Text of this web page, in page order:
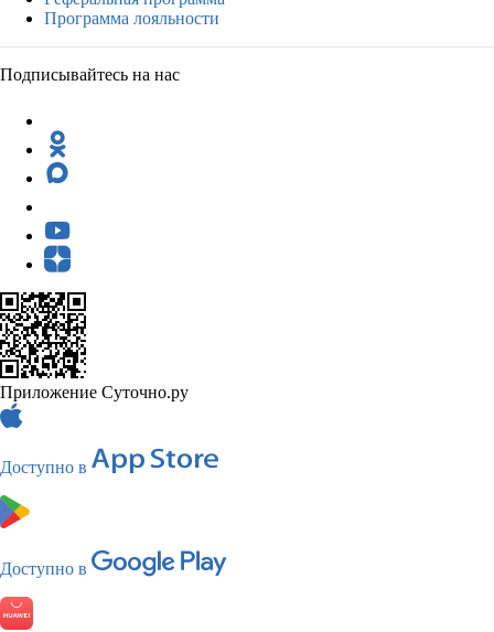
Программа лояльности
Подписывайтесь на нас
Приложение Суточно.ру
Доступно в
Доступно в